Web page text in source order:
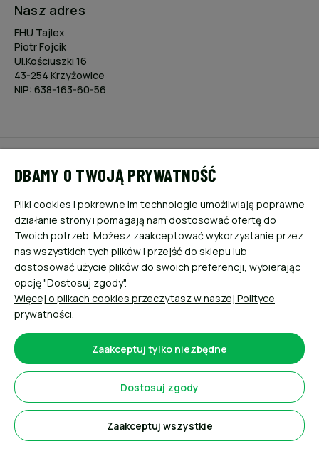
Nasz adres
FHU Tajlex
Piotr Fojcik
Ul.Kościuszki 16
43-254 Krzyżowice
NIP: 638-163-60-56
PŁATNOŚCI I DOSTAWA
INFORMACJE
O NAS
Pokaż pełną wersję strony
DBAMY O TWOJĄ PRYWATNOŚĆ
Pliki cookies i pokrewne im technologie umożliwiają poprawne
działanie strony i pomagają nam dostosować ofertę do
Twoich potrzeb. Możesz zaakceptować wykorzystanie przez
nas wszystkich tych plików i przejść do sklepu lub
dostosować użycie plików do swoich preferencji, wybierając
opcję "Dostosuj zgody".
Więcej o plikach cookies przeczytasz w naszej Polityce
prywatności.
Zaakceptuj tylko niezbędne
Dostosuj zgody
Zaakceptuj wszystkie